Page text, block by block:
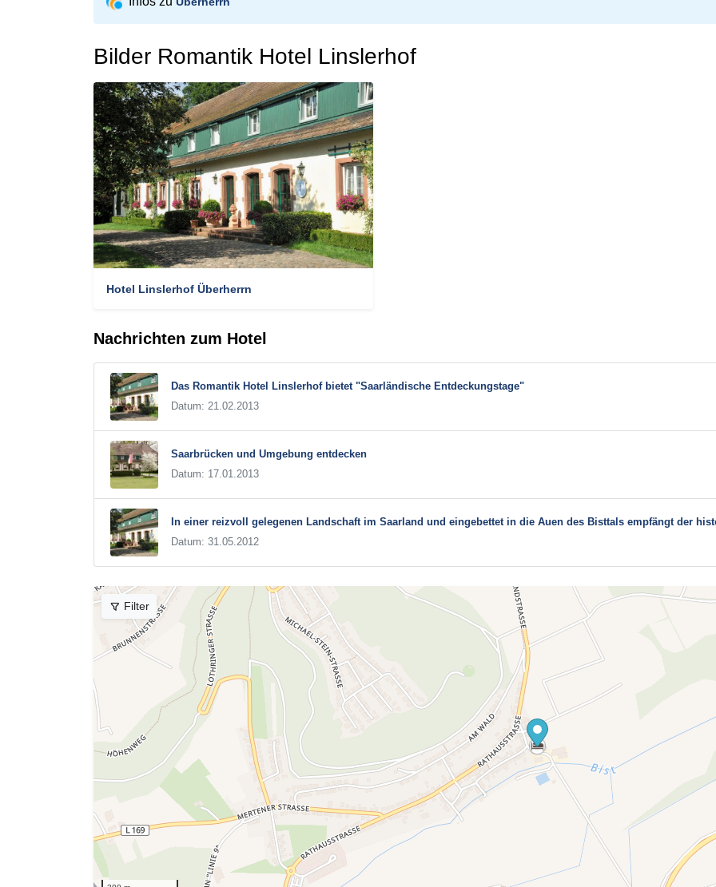
Bilder Romantik Hotel Linslerhof
Hotel Linslerhof Überherrn
Nachrichten zum Hotel
Das Romantik Hotel Linslerhof bietet "Saarländische Entdeckungstage"
Datum: 21.02.2013
Saarbrücken und Umgebung entdecken
Datum: 17.01.2013
In einer reizvoll gelegenen Landschaft im Saarland und eingebettet in die Auen des Bisttals empfängt der
Datum: 31.05.2012
Filter